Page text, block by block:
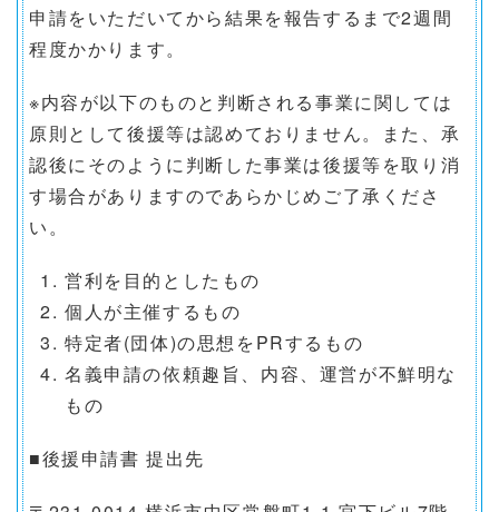
申請をいただいてから結果を報告するまで2週間
程度かかります。
※内容が以下のものと判断される事業に関しては
原則として後援等は認めておりません。また、承
認後にそのように判断した事業は後援等を取り消
す場合がありますのであらかじめご了承くださ
い。
営利を目的としたもの
個人が主催するもの
特定者(団体)の思想をPRするもの
名義申請の依頼趣旨、内容、運営が不鮮明な
もの
■後援申請書 提出先